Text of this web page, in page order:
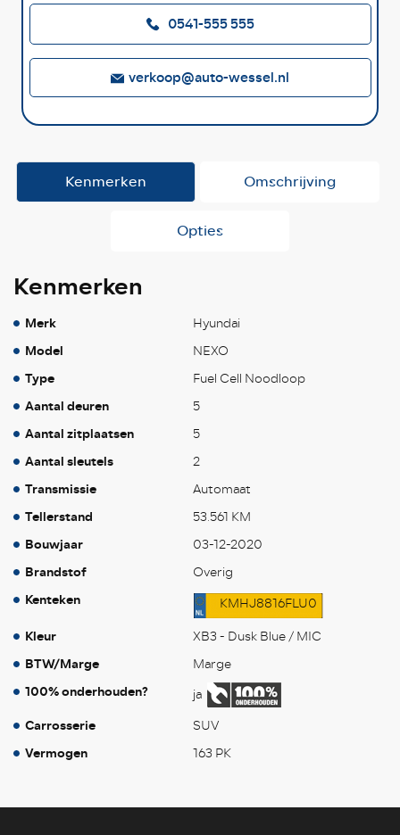
0541-555 555
verkoop@auto-wessel.nl
Kenmerken Omschrijving
Opties
Kenmerken
Merk Hyundai
Model NEXO
Type Fuel Cell Noodloop
Aantal deuren 5
Aantal zitplaatsen 5
Aantal sleutels 2
Transmissie Automaat
Tellerstand 53.561 KM
Bouwjaar 03-12-2020
Brandstof Overig
Kenteken KMHJ8816FLU0
Kleur XB3 - Dusk Blue / MIC
BTW/Marge Marge
100% onderhouden? ja
Carrosserie SUV
Vermogen 163 PK